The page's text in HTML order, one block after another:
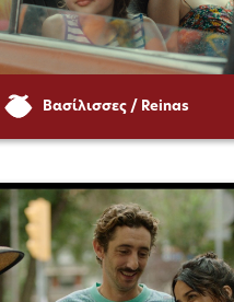
Βασίλισσες / Reinas